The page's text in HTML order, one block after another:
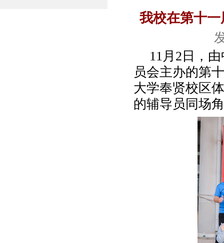
我校在第十
11月2日，
员会主办的第
大学奉贤校区
的辅导员同场